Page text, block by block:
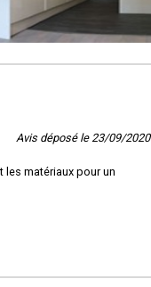
Avis déposé le 23/09/2020
les matériaux pour un